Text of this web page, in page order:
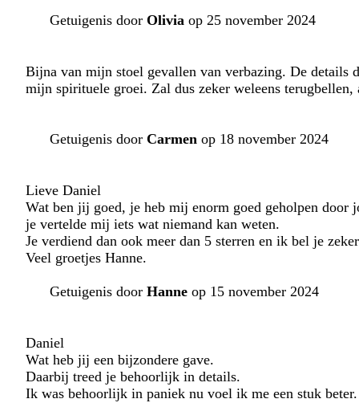
Getuigenis door Olivia op 25 november 2024
Bijna van mijn stoel gevallen van verbazing. De
mijn spirituele groei. Zal dus zeker weleens
Getuigenis door Carmen op 18 november 2024
Lieve Daniel
Wat ben jij goed, je heb mij enorm goed geholpen
je vertelde mij iets wat niemand kan weten.
Je verdiend dan ook meer dan 5 sterren en ik bel je
Veel groetjes Hanne.
Getuigenis door Hanne op 15 november 2024
Daniel
Wat heb jij een bijzondere gave.
Daarbij treed je behoorlijk in details.
Ik was behoorlijk in paniek nu voel ik me een stuk